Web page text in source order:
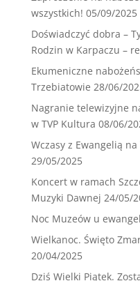
wszystkich! 05/09/2025
Doświadczyć dobra –
Rodzin w Karpaczu –
Ekumeniczne
Trzebiatowie 28/06/
Nagranie telewizyjne
w TVP Kultura 08/06/
Wczasy z Ewangelią
29/05/2025
Koncert w ramach
Muzyki Dawnej 24/05/
Noc Muzeów u
Wielkanoc. Święto
20/04/2025
Dziś Wielki Piątek.